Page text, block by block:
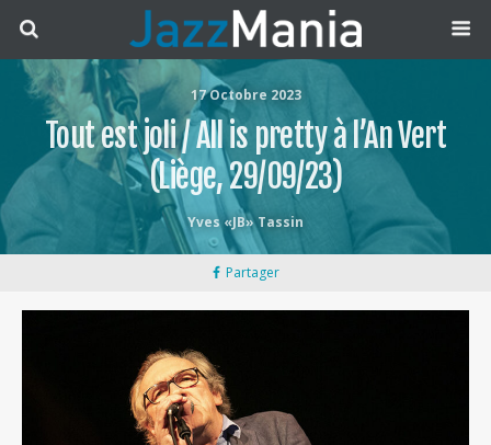
17 Octobre 2023
Tout est joli / All is pretty à l’An Vert
(Liège, 29/09/23)
Yves «JB» Tassin
Partager